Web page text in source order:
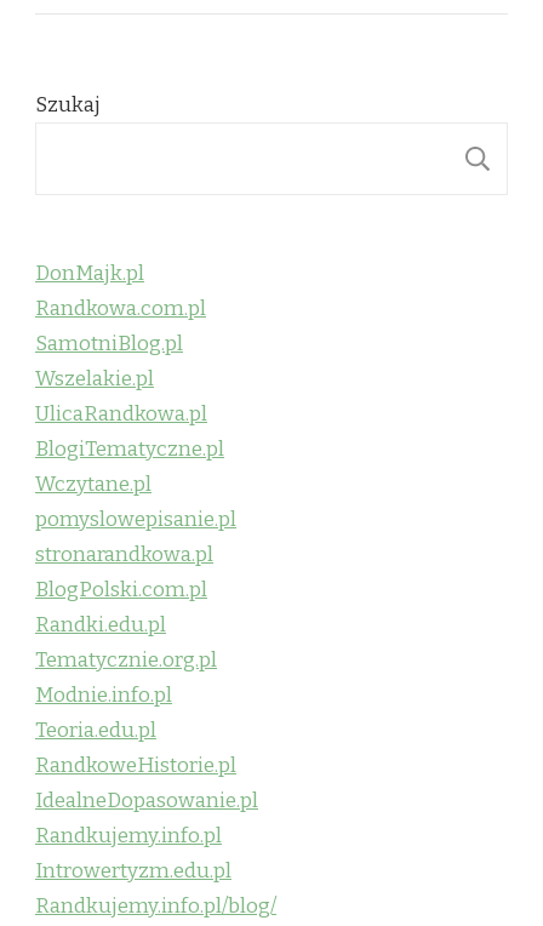
Szukaj
DonMajk.pl
Randkowa.com.pl
SamotniBlog.pl
Wszelakie.pl
UlicaRandkowa.pl
BlogiTematyczne.pl
Wczytane.pl
pomyslowepisanie.pl
stronarandkowa.pl
BlogPolski.com.pl
Randki.edu.pl
Tematycznie.org.pl
Modnie.info.pl
Teoria.edu.pl
RandkoweHistorie.pl
IdealneDopasowanie.pl
Randkujemy.info.pl
Introwertyzm.edu.pl
Randkujemy.info.pl/blog/